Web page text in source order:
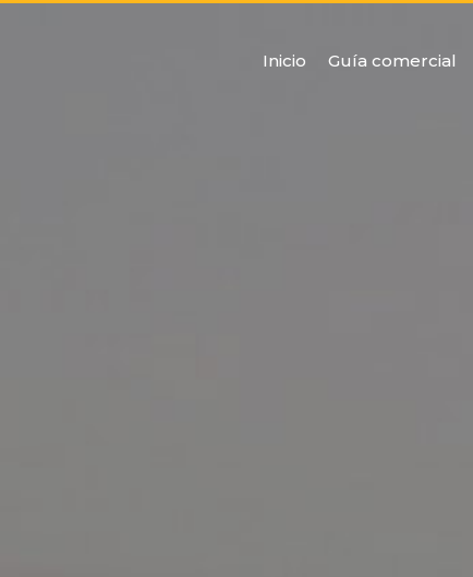
Inicio Guía comercial